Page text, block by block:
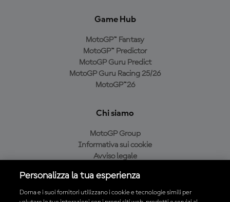
Game Hub
MotoGP™ Fantasy
MotoGP™ Predictor
MotoGP Guru Predict
MotoGP Guru Racing 25/26
MotoGP™26
Chi siamo
MotoGP Group
Informativa sui cookie
Avviso legale
Condizioni di acquisto
Personalizza la tua esperienza
Dorna e i suoi fornitori utilizzano i cookie e tecnologie simili per